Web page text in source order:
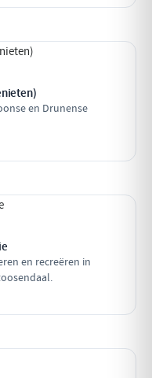
en Drunense
en recreëren in